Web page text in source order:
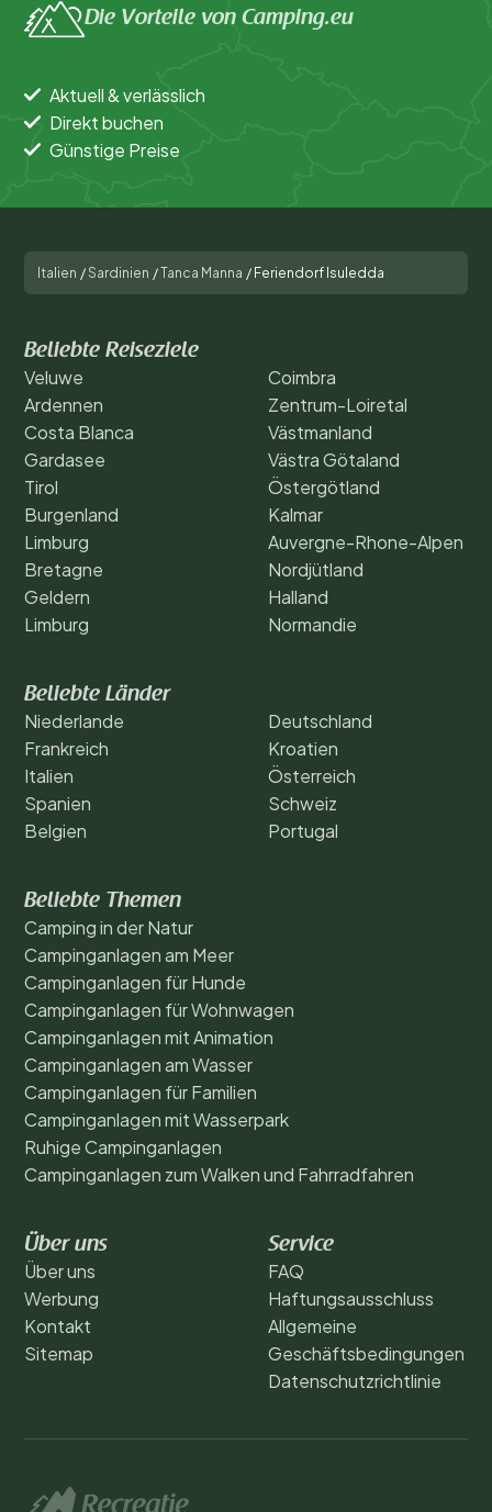
Die Vorteile von Camping.eu
Aktuell & verlässlich
Direkt buchen
Günstige Preise
Italien /Sardinien /Tanca Manna / Feriendorf Isuledda
Beliebte Reiseziele
Veluwe
Ardennen
Costa Blanca
Gardasee
Tirol
Burgenland
Limburg
Bretagne
Geldern
Limburg
Coimbra
Zentrum-Loiretal
Västmanland
Västra Götaland
Östergötland
Kalmar
Auvergne-Rhone-Alpen
Nordjütland
Halland
Normandie
Beliebte Länder
Niederlande
Frankreich
Italien
Spanien
Belgien
Deutschland
Kroatien
Österreich
Schweiz
Portugal
Beliebte Themen
Camping in der Natur
Campinganlagen am Meer
Campinganlagen für Hunde
Campinganlagen für Wohnwagen
Campinganlagen mit Animation
Campinganlagen am Wasser
Campinganlagen für Familien
Campinganlagen mit Wasserpark
Ruhige Campinganlagen
Campinganlagen zum Walken und Fahrradfahren
Über uns
Über uns
Werbung
Kontakt
Sitemap
Service
FAQ
Haftungsausschluss
Allgemeine
Geschäftsbedingungen
Datenschutzrichtlinie